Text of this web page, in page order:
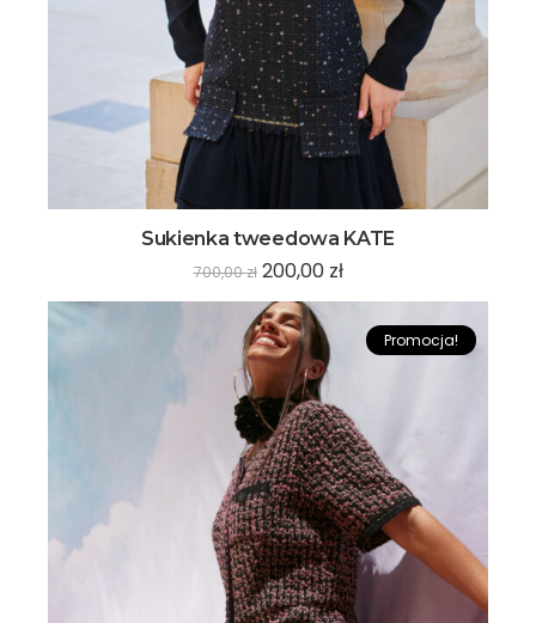
Sukienka tweedowa KATE
700,00zł 200,00 zł
Promocja!